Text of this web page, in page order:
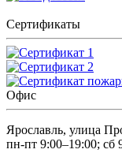
Сертификаты
Офис
Ярославль, улица
пн-пт 9:00–19:00; сб